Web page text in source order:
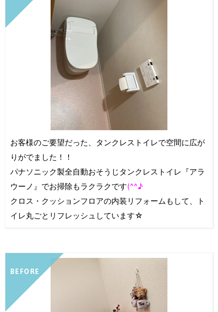
お客様のご要望だった、タンクレストイレで空間に広が
りがでました！！
パナソニック製全自動おそうじタンクレストイレ『アラ
ウーノ』でお掃除もラクラクです(^^♪
クロス・クッションフロアの内装リフォームもして、ト
イレ丸ごとリフレッシュしています☆
BEFORE